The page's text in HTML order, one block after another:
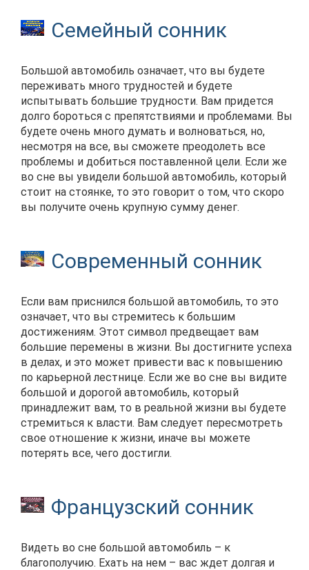
Семейный сонник
Большой автомобиль означает, что вы будете
переживать много трудностей и будете
испытывать большие трудности. Вам придется
долго бороться с препятствиями и проблемами. Вы
будете очень много думать и волноваться, но,
несмотря на все, вы сможете преодолеть все
проблемы и добиться поставленной цели. Если же
во сне вы увидели большой автомобиль, который
стоит на стоянке, то это говорит о том, что скоро
вы получите очень крупную сумму денег.
Современный сонник
Если вам приснился большой автомобиль, то это
означает, что вы стремитесь к большим
достижениям. Этот символ предвещает вам
большие перемены в жизни. Вы достигните успеха
в делах, и это может привести вас к повышению
по карьерной лестнице. Если же во сне вы видите
большой и дорогой автомобиль, который
принадлежит вам, то в реальной жизни вы будете
стремиться к власти. Вам следует пересмотреть
свое отношение к жизни, иначе вы можете
потерять все, чего достигли.
Французский сонник
Видеть во сне большой автомобиль – к
благополучию. Ехать на нем – вас ждет долгая и